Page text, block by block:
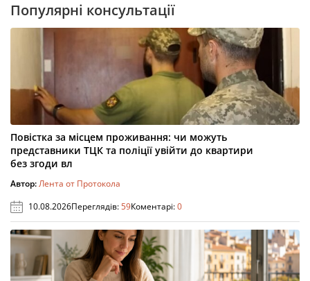
Популярні консультації
Повістка за місцем проживання: чи можуть
представники ТЦК та поліції увійти до квартири
без згоди вл
Автор:Лента от Протокола
10.08.2026Переглядів:59Коментарі:0